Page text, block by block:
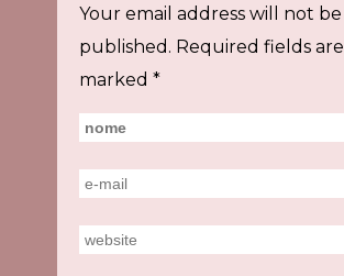
Your email address will not be
published. Required fields are
marked *